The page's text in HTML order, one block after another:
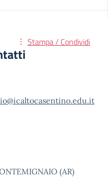
Stampa / Condividi
(AR)